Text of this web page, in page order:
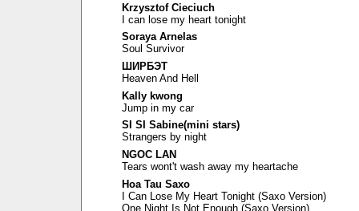
Krzysztof Cieciuch
I can lose my heart tonight
Soraya Arnelas
Soul Survivor
ШИРБЭТ
Heaven And Hell
Kally kwong
Jump in my car
SI SI Sabine(mini stars)
Strangers by night
NGOC LAN
Tears wont't wash away my heartache
Hoa Tau Saxo
I Can Lose My Heart Tonight (Saxo Version)
One Night Is Not Enough (Saxo Version)